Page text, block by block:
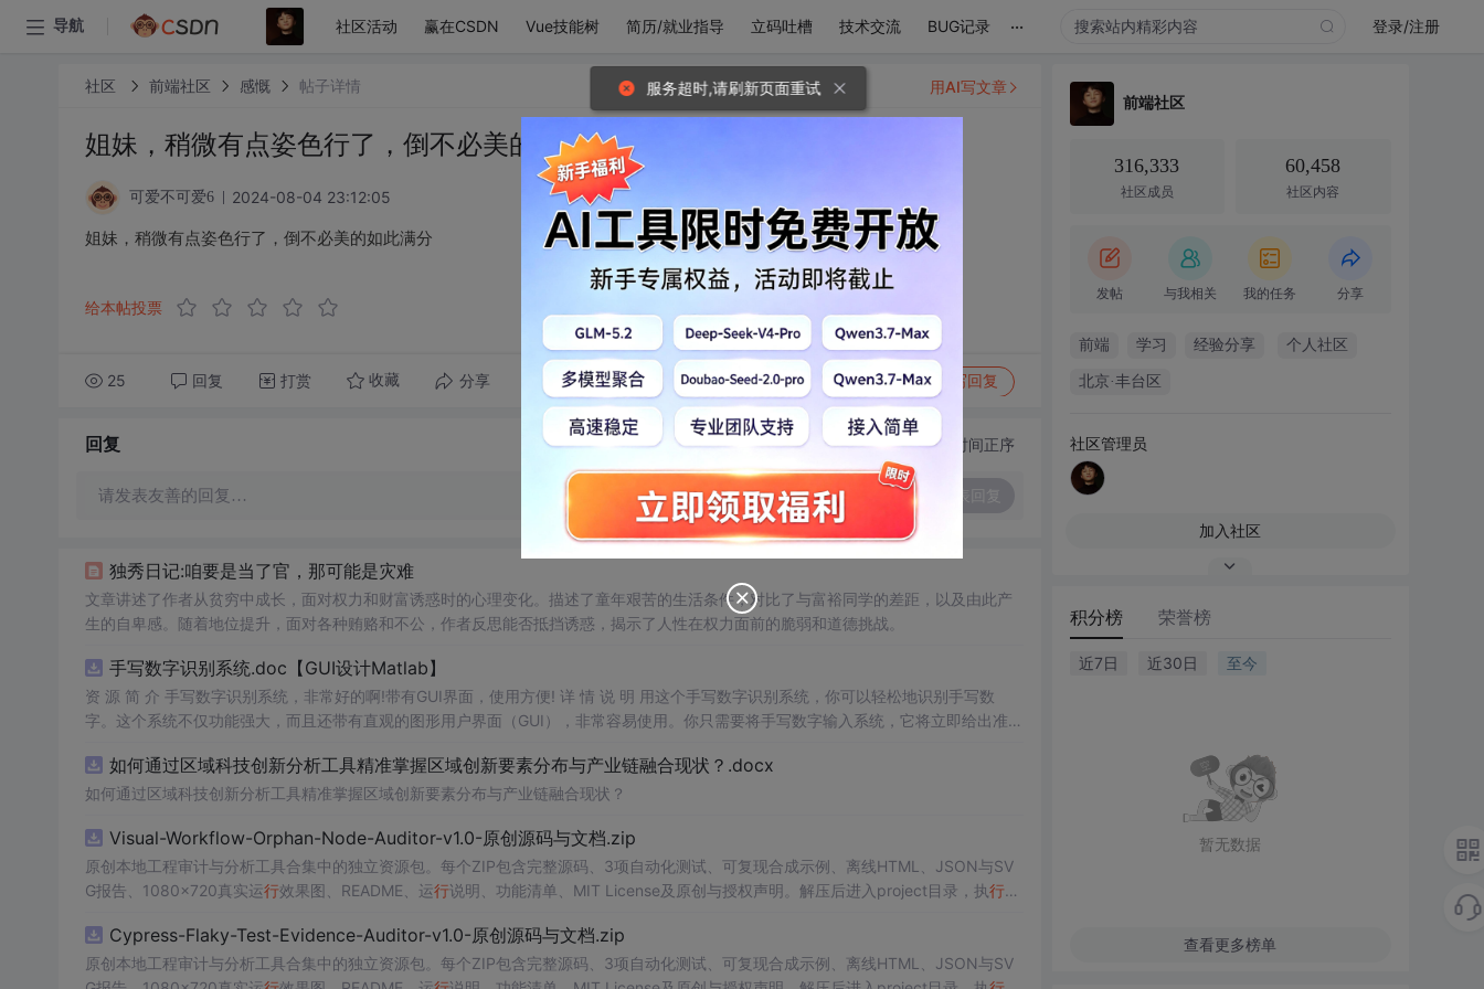
导航 社区活动 赢在CSDN Vue技能树 简历/就业指导 立码吐槽 技术交流 BUG记录 ... 登录/注册
社区 前端社区 感慨 帖子详情
姐妹，稍微有点姿色行了，倒不必美的如此满分
可爱不可爱6 2024-08-04 23:12:05
姐妹，稍微有点姿色行了，倒不必美的如此满分
给本帖投票
25 回复 打赏 收藏 分享 转发到动态 举报 写回复
用AI写文章
回复 切换为时间正序
请发表友善的回复…
独秀日记:咱要是当了官，那可能是灾难
文章讲述了作者从贫穷中成长，面对权力和财富诱惑时的心理变化。描述了童年艰苦的生活条件，对比了与富裕同学的差距，以及由此产
生的自卑感。随着地位提升，面对各种贿赂和不公，作者反思能否抵挡诱惑，揭示了人性在权力面前的脆弱和道德挑战。
手写数字识别系统.doc【GUI设计Matlab】
资 源 简 介 手写数字识别系统，非常好的啊!带有GUI界面，使用方便! 详 情 说 明 用这个手写数字识别系统，你可以轻松地识别手写数
字。这个系统不仅功能强大，而且还带有直观的图形用户界面（GUI），非常容易使用。你只需要将手写数字输入系统，它将立即给出准确
便和实用的工具，你一定会喜欢它的！
如何通过区域科技创新分析工具精准掌握区域创新要素分布与产业链融合现状？.docx
如何通过区域科技创新分析工具精准掌握区域创新要素分布与产业链融合现状？
Visual-Workflow-Orphan-Node-Auditor-v1.0-原创源码与文档.zip
原创本地工程审计与分析工具合集中的独立资源包。每个ZIP包含完整源码、3项自动化测试、可复现合成示例、离线HTML、JSON与SV
G报告、1080×720真实运行效果图、README、运行说明、功能清单、MIT License及原创与授权声明。解压后进入project目录，执行np
源码、Logo、官方截图、论文、生产日志或其他受限素材。适合前端开发、AI应用工程、测试审计和课程实践。
Cypress-Flaky-Test-Evidence-Auditor-v1.0-原创源码与文档.zip
原创本地工程审计与分析工具合集中的独立资源包。每个ZIP包含完整源码、3项自动化测试、可复现合成示例、离线HTML、JSON与SV
前端社区
316,333
社区成员
60,458
社区内容
发帖 与我相关 我的任务 分享
前端 学习 经验分享 个人社区
北京·丰台区
社区管理员
加入社区
积分榜 荣誉榜
近7日 近30日 至今
暂无数据
查看更多榜单
服务超时,请刷新页面重试